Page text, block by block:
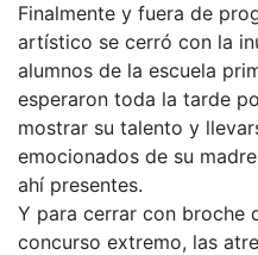
Finalmente y fuera de
artístico se cerró con la
alumnos de la escuela
esperaron toda la tarde
mostrar su talento y
emocionados de su
ahí presentes.
Y para cerrar con broche
concurso extremo, las